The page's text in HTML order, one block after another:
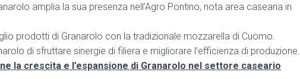
amplia la sua presenza nell’Agro Pontino, nota area casearia in
prodotti di Granarolo con la tradizionale mozzarella di Cuomo.
di sfruttare sinergie di filiera e migliorare l’efficienza di produzione.
la crescita e l’espansione di Granarolo nel settore caseario